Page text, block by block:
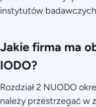
instytutów badawczych
Jakie firma ma
IODO?
Rozdział 2 NUODO
należy przestrzegać w